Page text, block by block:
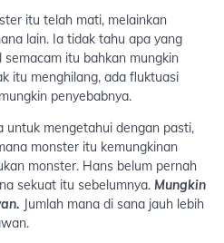
itu telah mati, melainkan
lain. Ia tidak tahu apa yang
itu bahkan mungkin
itu menghilang, ada fluktuasi
penyebabnya.
untuk mengetahui dengan pasti,
monster itu kemungkinan
monster. Hans belum pernah
sekuat itu sebelumnya. Mungkin
Jumlah mana di sana jauh lebih